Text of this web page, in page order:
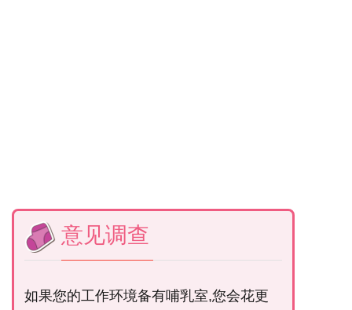
意见调查
如果您的工作环境备有哺乳室,您会花更